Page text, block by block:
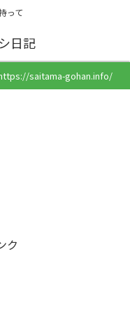
って
saitama-gohan.info/
ク